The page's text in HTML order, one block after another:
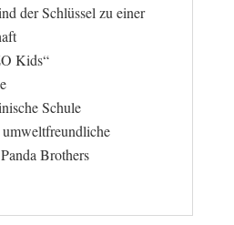
der Schlüssel zu einer
Kids“
Schule
Brothers